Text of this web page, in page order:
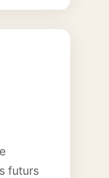
futurs